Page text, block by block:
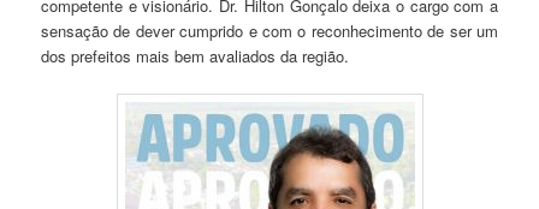
competente e visionário. Dr. Hilton Gonçalo deixa o cargo com a
sensação de dever cumprido e com o reconhecimento de ser um
dos prefeitos mais bem avaliados da região.